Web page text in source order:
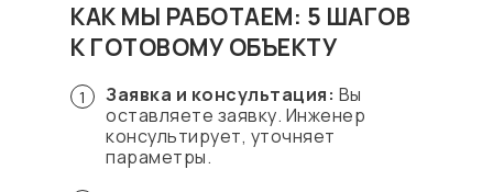
КАК МЫ РАБОТАЕМ: 5 ШАГОВ
К ГОТОВОМУ ОБЪЕКТУ
1 Заявка и консультация: Вы
оставляете заявку. Инженер
консультирует, уточняет
параметры.